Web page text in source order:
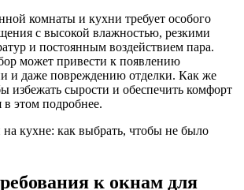
комнаты и кухни требует особого
с высокой влажностью, резкими
и постоянным воздействием пара.
может привести к появлению
и даже повреждению отделки. Как же
избежать сырости и обеспечить комфорт
в этом подробнее.
к окнам для